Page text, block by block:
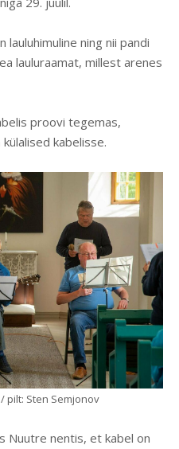
lauluhimuline ning nii pandi
lauluraamat, millest arenes
proovi tegemas,
kabelisse.
pilt: Sten Semjonov
Nuutre nentis, et kabel on